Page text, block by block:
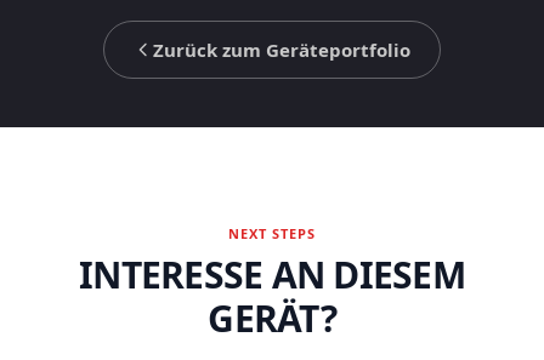
Zurück zum Geräteportfolio
NEXT STEPS
INTERESSE AN DIESEM
GERÄT?